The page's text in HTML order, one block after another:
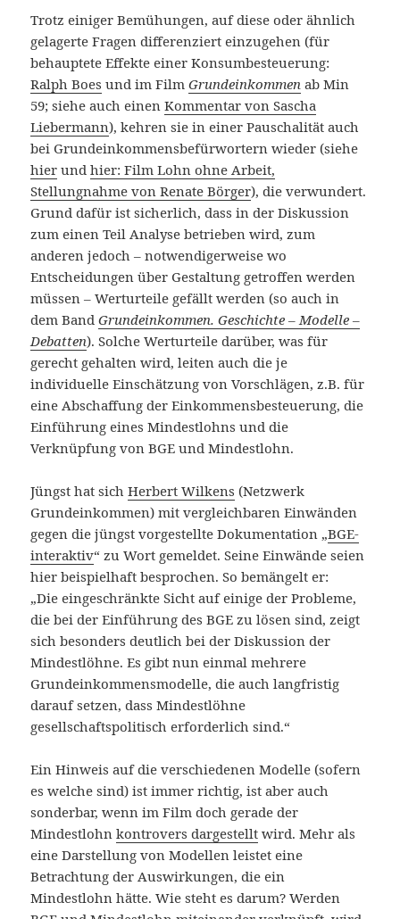
Trotz einiger Bemühungen, auf diese oder ähnlich
gelagerte Fragen differenziert einzugehen (für
behauptete Effekte einer Konsumbesteuerung:
Ralph Boes und im FilmGrundeinkommen ab Min
59; siehe auch einenKommentar von Sascha
Liebermann), kehren sie in einer Pauschalität auch
bei Grundeinkommensbefürwortern wieder (siehe
hier undhier: Film Lohn ohne Arbeit,
Stellungnahme von Renate Börger), die verwundert.
Grund dafür ist sicherlich, dass in der Diskussion
zum einen Teil Analyse betrieben wird, zum
anderen jedoch – notwendigerweise wo
Entscheidungen über Gestaltung getroffen werden
müssen – Werturteile gefällt werden (so auch in
dem BandGrundeinkommen. Geschichte – Modelle –
Debatten). Solche Werturteile darüber, was für
gerecht gehalten wird, leiten auch die je
individuelle Einschätzung von Vorschlägen, z.B. für
eine Abschaffung der Einkommensbesteuerung, die
Einführung eines Mindestlohns und die
Verknüpfung von BGE und Mindestlohn.
Jüngst hat sichHerbert Wilkens (Netzwerk
Grundeinkommen) mit vergleichbaren Einwänden
gegen die jüngst vorgestellte Dokumentation „BGE-
interaktiv“ zu Wort gemeldet. Seine Einwände seien
hier beispielhaft besprochen. So bemängelt er:
„Die eingeschränkte Sicht auf einige der Probleme,
die bei der Einführung des BGE zu lösen sind, zeigt
sich besonders deutlich bei der Diskussion der
Mindestlöhne. Es gibt nun einmal mehrere
Grundeinkommensmodelle, die auch langfristig
darauf setzen, dass Mindestlöhne
gesellschaftspolitisch erforderlich sind.“
Ein Hinweis auf die verschiedenen Modelle (sofern
es welche sind) ist immer richtig, ist aber auch
sonderbar, wenn im Film doch gerade der
Mindestlohnkontrovers dargestellt wird. Mehr als
eine Darstellung von Modellen leistet eine
Betrachtung der Auswirkungen, die ein
Mindestlohn hätte. Wie steht es darum? Werden